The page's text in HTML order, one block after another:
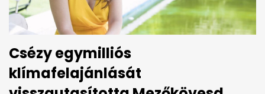
Csézy egymilliós
klímafelajánlását